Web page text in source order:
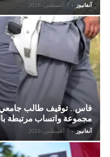
آنفانيوز - 7 أغسطس، 2026
فاس.. توقيف طالب جامعي
مجموعة واتساب مرتبطة
آنفانيوز - 7 أغسطس، 2026